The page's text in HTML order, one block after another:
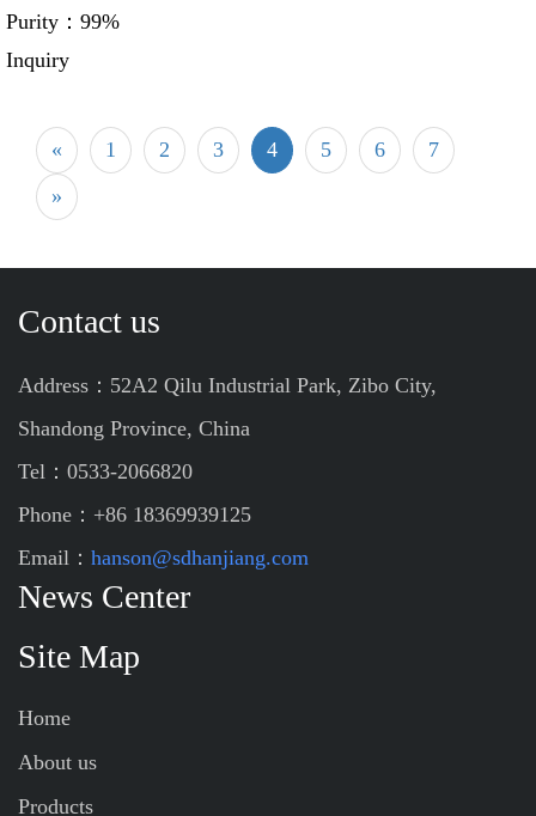
Purity： 99%
Inquiry
« 1 2 3 4 5 6
7
»
Contact us
Address：52A2 Qilu Industrial Park, Zibo City,
Shandong Province, China
Tel：0533-2066820
Phone：+86 18369939125
Email： hanson@sdhanjiang.com
News Center
Site Map
Home
About us
Products